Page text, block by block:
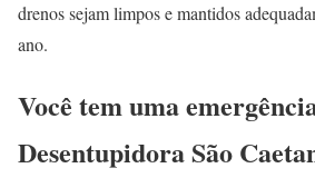
drenos sejam limpos e mantidos
ano.
Você tem uma
Desentupidora São